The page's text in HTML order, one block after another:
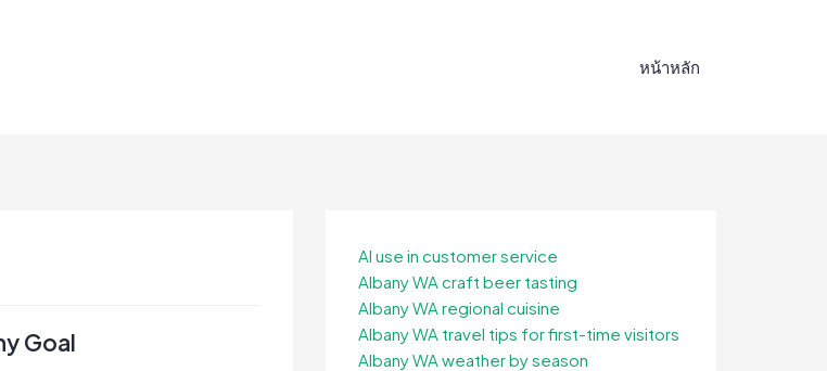
หน้าหลัก
Goal
AI use in customer service
Albany WA craft beer tasting
Albany WA regional cuisine
Albany WA travel tips for first-time visitors
Albany WA weather by season